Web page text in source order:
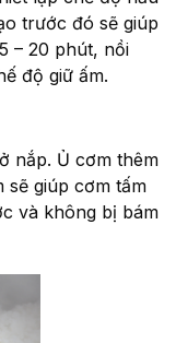
trước đó sẽ giúp
– 20 phút, nồi
độ giữ ấm.
nắp. Ủ cơm thêm
sẽ giúp cơm tấm
và không bị bám